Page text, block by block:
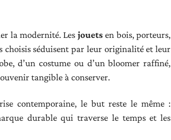
la modernité. Les jouetsen bois, porteurs,
choisis séduisent par leur originalité et leur
d’un costume ou d’un bloomer raffiné,
tangible à conserver.
contemporaine, le but reste le même :
durable qui traverse le temps et les